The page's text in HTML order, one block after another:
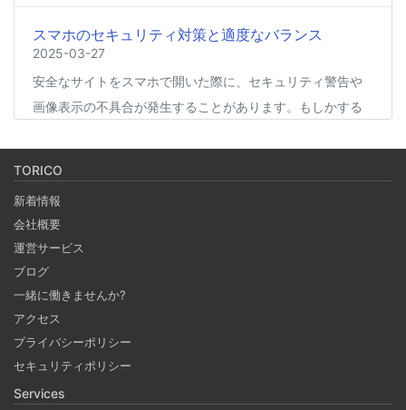
スマホのセキュリティ対策と適度なバランス
2025-03-27
安全なサイトをスマホで開いた際に、セキュリティ警告や
画像表示の不具合が発生することがあります。もしかする
ィ対策とその影響について簡単にご紹介します。
Coima + Rosetta 2 で、Apple Silicon 上で x86_64
の Docker イメージをビルドする (Docker desktop
やめる)
2025-03-24
Docker Desktop を使わずに、Mac で x86 の Docker イメ
ージのビルドをする手順を書いています。Colima と
Rosetta2 を使って、クロスアーキテクチャーでビルドする
方法です。Lima, QEmu, nerdctl の実例も記載しています。
TORICO
新着情報
会社概要
運営サービス
ブログ
一緒に働きませんか?
アクセス
プライバシーポリシー
セキュリティポリシー
Services